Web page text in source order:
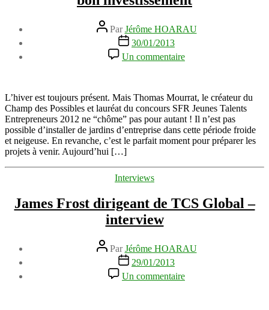
Auteur
de
l’article
ParJérôme HOARAU
Date
de
l’article
30/01/2013
Un commentaire
Pourquoi
d’entreprise
est
un
bon
investissement
L’hiver est toujours présent. Mais Thomas Mourrat, le créateur du
Champ des Possibles et lauréat du concours SFR Jeunes Talents
Entrepreneurs 2012 ne “chôme” pas pour autant ! Il n’est pas
possible d’installer de jardins d’entreprise dans cette période froide
et neigeuse. En revanche, c’est le parfait moment pour préparer les
projets à venir. Aujourd’hui […]
Catégories
Interviews
James Frost dirigeant de TCS Global –
interview
Auteur
de
l’article
ParJérôme HOARAU
Date
de
l’article
29/01/2013
Un commentaire
James